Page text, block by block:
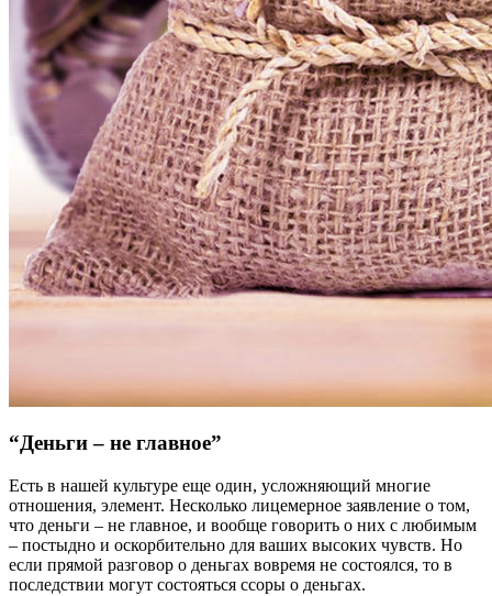
“Деньги – не главное”
Есть в нашей культуре еще один, усложняющий многие
отношения, элемент. Несколько лицемерное заявление о том,
что деньги – не главное, и вообще говорить о них с любимым
– постыдно и оскорбительно для ваших высоких чувств. Но
если прямой разговор о деньгах вовремя не состоялся, то в
последствии могут состояться ссоры о деньгах.